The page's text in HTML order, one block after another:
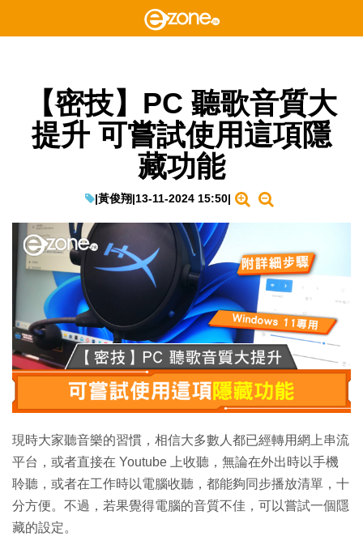
【密技】PC 聽歌音質大
提升 可嘗試使用這項隱
藏功能
|黃俊翔|13-11-2024 15:50|
現時大家聽音樂的習慣，相信大多數人都已經轉用網上串流
平台，或者直接在 Youtube 上收聽，無論在外出時以手機
聆聽，或者在工作時以電腦收聽，都能夠同步播放清單，十
分方便。不過，若果覺得電腦的音質不佳，可以嘗試一個隱
藏的設定。